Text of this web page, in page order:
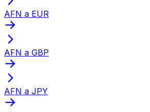
AFN a EUR
AFN a GBP
AFN a JPY